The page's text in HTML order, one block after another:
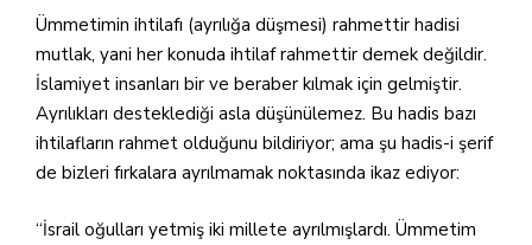
Ümmetimin ihtilafı (ayrılığa düşmesi) rahmettir hadisi
mutlak, yani her konuda ihtilaf rahmettir demek değildir.
İslamiyet insanları bir ve beraber kılmak için gelmiştir.
Ayrılıkları desteklediği asla düşünülemez. Bu hadis bazı
ihtilafların rahmet olduğunu bildiriyor; ama şu hadis-i şerif
de bizleri fırkalara ayrılmamak noktasında ikaz ediyor:
“İsrail oğulları yetmiş iki millete ayrılmışlardı. Ümmetim